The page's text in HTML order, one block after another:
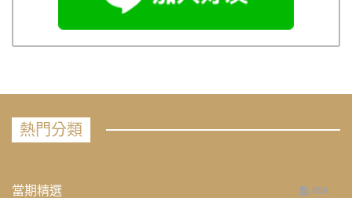
熱門分類
當期精選 658